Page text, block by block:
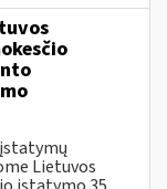
įstatymų
Lietuvos